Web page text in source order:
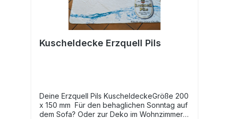
Kuscheldecke Erzquell Pils
Deine Erzquell Pils KuscheldeckeGröße 200
x 150 mm Für den behaglichen Sonntag auf
dem Sofa? Oder zur Deko im Wohnzimmer